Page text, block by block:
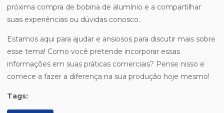
próxima compra de bobina de alumínio e a compartilhar
suas experiências ou dúvidas conosco.
Estamos aqui para ajudar e ansiosos para discutir mais sobre
esse tema! Como você pretende incorporar essas
informações em suas práticas comerciais? Pense nisso e
comece a fazer a diferença na sua produção hoje mesmo!
Tags: